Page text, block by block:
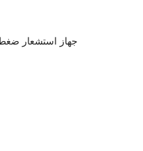
جهاز استشعار ضغط